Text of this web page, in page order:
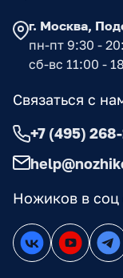
Ножиков в соц
г. Москва,
пн-пт 9:30 -
сб-вс 11:00 -
Связаться с
+7 (495)